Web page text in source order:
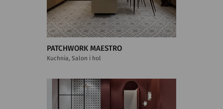
PATCHWORK MAESTRO
Kuchnia, Salon i hol